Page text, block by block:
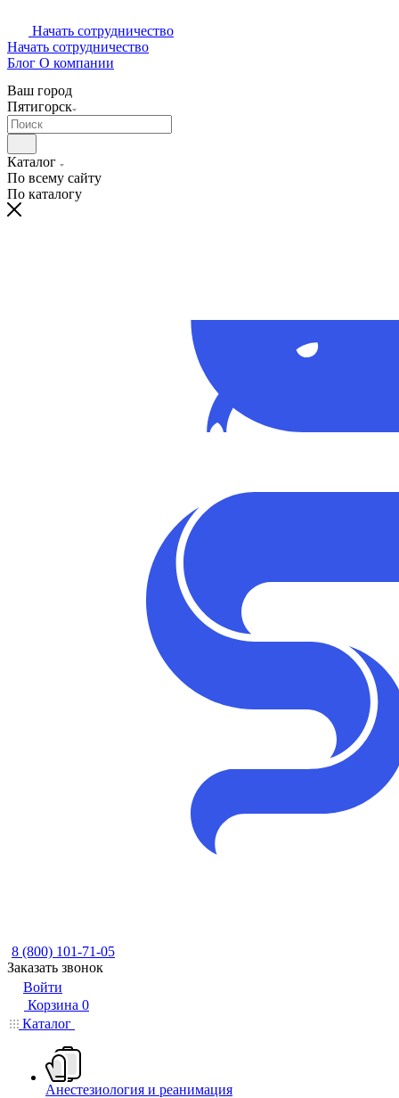
Начать сотрудничество
Начать сотрудничество
Блог О компании
Ваш город
Пятигорск
Каталог
По всему сайту
По каталогу
8 (800) 101-71-05
Заказать звонок
Войти
Корзина 0
Каталог
Анестезиология и реанимация